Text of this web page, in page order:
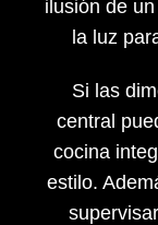
ilusión de
la luz
Si las
central
cocina
estilo.